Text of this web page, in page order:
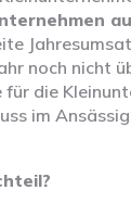
noch nicht
die
im